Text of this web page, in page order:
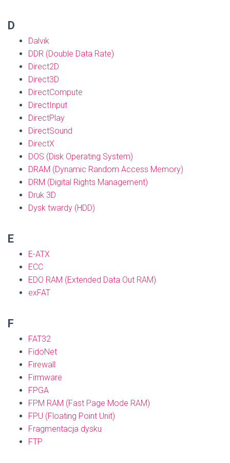
D
Dalvik
DDR (Double Data Rate)
Direct2D
Direct3D
DirectCompute
DirectInput
DirectPlay
DirectSound
DirectX
DOS (Disk Operating System)
DRAM (Dynamic Random Access Memory)
DRM (Digital Rights Management)
Druk 3D
Dysk twardy (HDD)
E
E-ATX
ECC
EDO RAM (Extended Data Out RAM)
exFAT
F
FAT32
FidoNet
Firewall
Firmware
FPGA
FPM RAM (Fast Page Mode RAM)
FPU (Floating Point Unit)
Fragmentacja dysku
FTP